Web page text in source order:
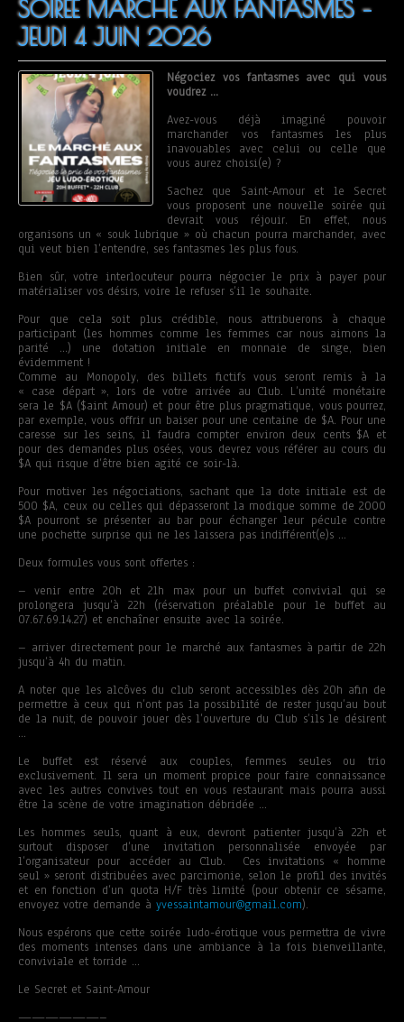
SOIREE MARCHE AUX FANTASMES –
JEUDI 4 JUIN 2026
Négociez vos fantasmes avec qui vous
voudrez …
Avez-vous déjà imaginé pouvoir
marchander vos fantasmes les plus
inavouables avec celui ou celle que
vous aurez choisi(e) ?
Sachez que Saint-Amour et le Secret
vous proposent une nouvelle soirée qui
devrait vous réjouir. En effet, nous
organisons un « souk lubrique » où chacun pourra marchander, avec
qui veut bien l’entendre, ses fantasmes les plus fous.
Bien sûr, votre interlocuteur pourra négocier le prix à payer pour
matérialiser vos désirs, voire le refuser s’il le souhaite.
Pour que cela soit plus crédible, nous attribuerons à chaque
participant (les hommes comme les femmes car nous aimons la
parité …) une dotation initiale en monnaie de singe, bien
évidemment !
Comme au Monopoly, des billets fictifs vous seront remis à la
« case départ », lors de votre arrivée au Club. L’unité monétaire
sera le $A ($aint Amour) et pour être plus pragmatique, vous pourrez,
par exemple, vous offrir un baiser pour une centaine de $A. Pour une
caresse sur les seins, il faudra compter environ deux cents $A et
pour des demandes plus osées, vous devrez vous référer au cours du
$A qui risque d’être bien agité ce soir-là.
Pour motiver les négociations, sachant que la dote initiale est de
500 $A, ceux ou celles qui dépasseront la modique somme de 2000
$A pourront se présenter au bar pour échanger leur pécule contre
une pochette surprise qui ne les laissera pas indifférent(e)s …
Deux formules vous sont offertes :
– venir entre 20h et 21h max pour un buffet convivial qui se
prolongera jusqu’à 22h (réservation préalable pour le buffet au
07.67.69.14.27) et enchaîner ensuite avec la soirée.
– arriver directement pour le marché aux fantasmes à partir de 22h
jusqu’à 4h du matin.
A noter que les alcôves du club seront accessibles dès 20h afin de
permettre à ceux qui n’ont pas la possibilité de rester jusqu’au bout
de la nuit, de pouvoir jouer dès l’ouverture du Club s’ils le désirent
…
Le buffet est réservé aux couples, femmes seules ou trio
exclusivement. Il sera un moment propice pour faire connaissance
avec les autres convives tout en vous restaurant mais pourra aussi
être la scène de votre imagination débridée …
Les hommes seuls, quant à eux, devront patienter jusqu’à 22h et
surtout disposer d’une invitation personnalisée envoyée par
l’organisateur pour accéder au Club. Ces invitations « homme
seul » seront distribuées avec parcimonie, selon le profil des invités
et en fonction d’un quota H/F très limité (pour obtenir ce sésame,
envoyez votre demande à yvessaintamour@gmail.com).
Nous espérons que cette soirée ludo-érotique vous permettra de vivre
des moments intenses dans une ambiance à la fois bienveillante,
conviviale et torride …
Le Secret et Saint-Amour
——————–